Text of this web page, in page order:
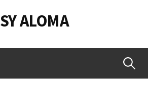
SY ALOMA
Suchen